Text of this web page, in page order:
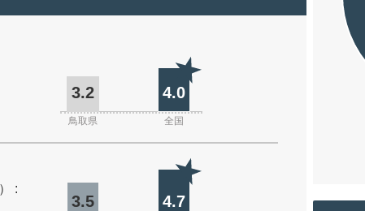
3.2 4.0
鳥取県 全国
:
3.5 4.7